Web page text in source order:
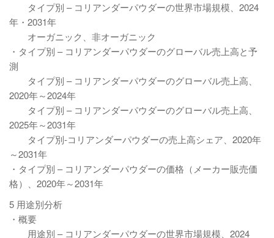
タイプ別 – コリアンダーパウダーの世界市場規模、2024
年・2031年
オーガニック、非オーガニック
・タイプ別 – コリアンダーパウダーのグローバル売上高と予
測
タイプ別 – コリアンダーパウダーのグローバル売上高、
2020年～2024年
タイプ別 – コリアンダーパウダーのグローバル売上高、
2025年～2031年
タイプ別-コリアンダーパウダーの売上高シェア、2020年
～2031年
・タイプ別 – コリアンダーパウダーの価格（メーカー販売価
格）、2020年～2031年
5 用途別分析
・概要
用途別 – コリアンダーパウダーの世界市場規模、2024